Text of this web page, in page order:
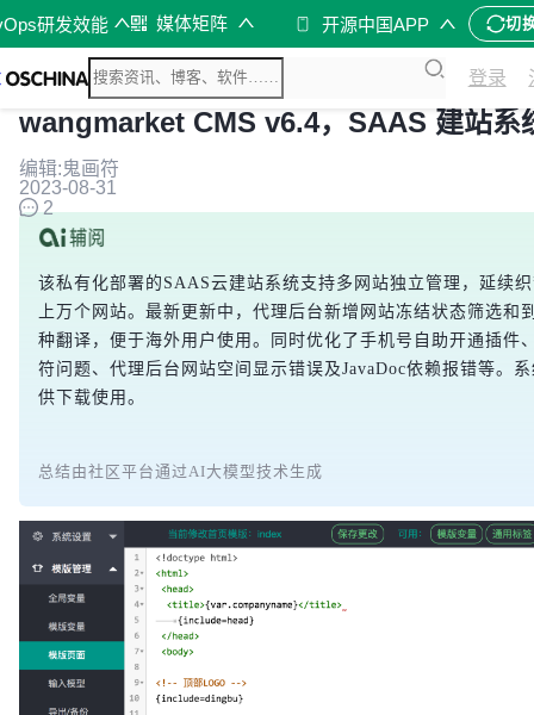
研发效能 媒体矩阵 开源中国APP 切
登录
wangmarket CMS v6.4，SAAS 建站系
编辑:鬼画符
2023-08-31
2
该私有化部署的SAAS云建站系统支持多网站独立管理，延续
上万个网站。最新更新中，代理后台新增网站冻结状态筛选
种翻译，便于海外用户使用。同时优化了手机号自助开通插
符问题、代理后台网站空间显示错误及JavaDoc依赖报错等。
供下载使用。
总结由社区平台通过AI大模型技术生成